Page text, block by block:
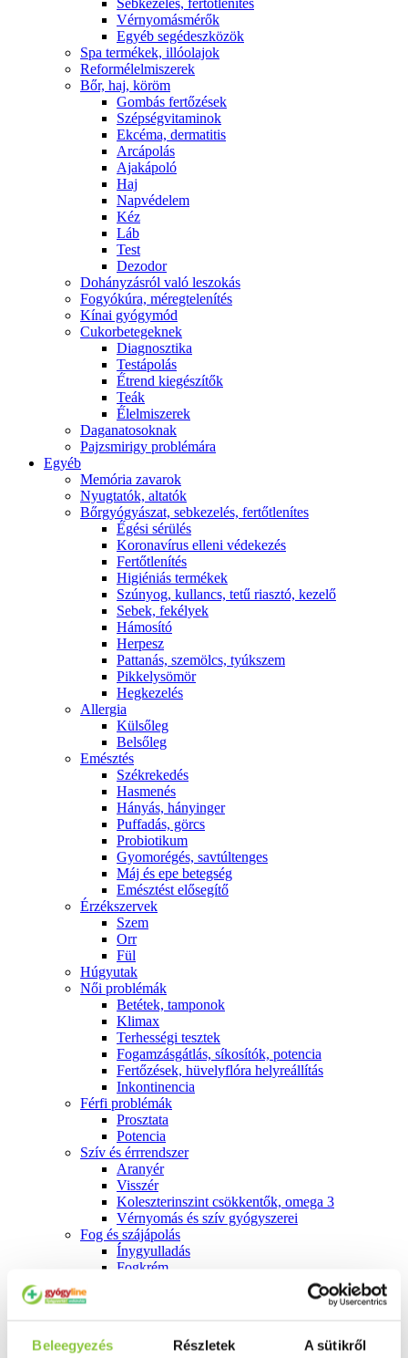
Beleegyezés Részletek A sütikről
Sebkezelés, fertőtlenítés
Vérnyomásmérők
Egyéb segédeszközök
Spa termékek, illóolajok
Reformélelmiszerek
Bőr, haj, köröm
Gombás fertőzések
Szépségvitaminok
Ekcéma, dermatitis
Arcápolás
Ajakápoló
Haj
Napvédelem
Kéz
Láb
Test
Dezodor
Dohányzásról való leszokás
Fogyókúra, méregtelenítés
Kínai gyógymód
Cukorbetegeknek
Diagnosztika
Testápolás
É́trend kiegészítők
Teák
É́lelmiszerek
Daganatosoknak
Pajzsmirigy problémára
Egyéb
Memória zavarok
Nyugtatók, altatók
Bőrgyógyászat, sebkezelés, fertőtlenítes
É́gési sérülés
Koronavírus elleni védekezés
Fertőtlenítés
Higiéniás termékek
Szúnyog, kullancs, tetű riasztó, kezelő
Sebek, fekélyek
Hámosító
Herpesz
Pattanás, szemölcs, tyúkszem
Pikkelysömör
Hegkezelés
Allergia
Külsőleg
Belsőleg
Emésztés
Székrekedés
Hasmenés
Hányás, hányinger
Puffadás, görcs
Probiotikum
Gyomorégés, savtúltenges
Máj és epe betegség
Emésztést elősegítő
Érzékszervek
Szem
Orr
Fül
Húgyutak
Női problémák
Betétek, tamponok
Klimax
Terhességi tesztek
Fogamzásgátlás, síkosítók, potencia
Fertőzések, hüvelyflóra helyreállítás
Inkontinencia
Férfi problémák
Prosztata
Potencia
Szív és érrrendszer
Aranyér
Visszér
Koleszterinszint csökkentők, omega 3
Vérnyomás és szív gyógyszerei
Fog és szájápolás
Í́nygyulladás
Fogkrém
Fogfehérítés